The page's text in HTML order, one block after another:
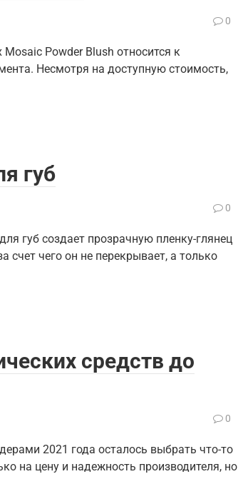
0
Powder Blush относится к
Несмотря на доступную стоимость,
губ
0
губ создает прозрачную пленку-глянец
счет чего он не перекрывает, а только
средств до
0
2021 года осталось выбрать что-то
на цену и надежность производителя, но